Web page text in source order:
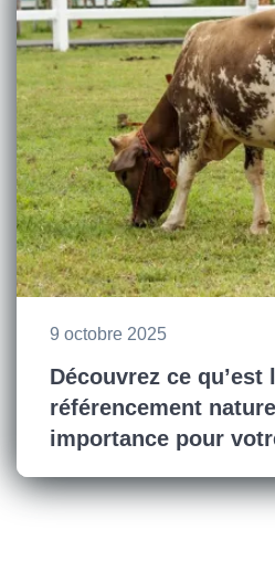
9 octobre 2025
Découvrez ce qu’est
référencement
importance pour